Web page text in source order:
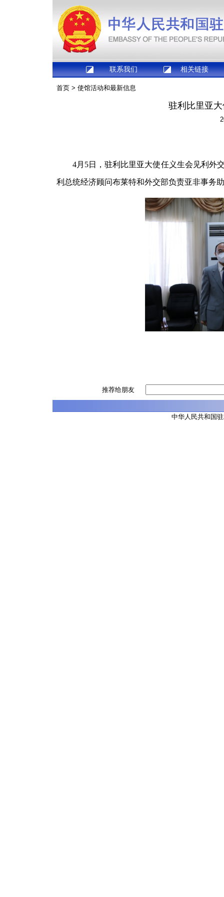
联系我们 相关链接
首页 > 使馆活动和最新信息
驻利比里亚
4月5日，驻利比里亚大使任义生会见利外
利总统经济顾问布莱特和外交部负责亚非事务
推荐给朋友
中华人民共和国